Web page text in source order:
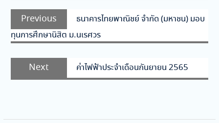
แนะแนว
เรื่อง
Previous
Previous
post:
ธนาคารไทยพาณิชย์ จำกัด (มหาชน) มอบ
ทุนการศึกษานิสิต ม.นเรศวร
Next
Next
post:
ค่าไฟฟ้าประจำเดือนกันยายน 2565